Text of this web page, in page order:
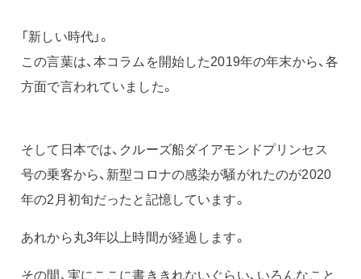
「新しい時代」。
この言葉は、本コラムを開始した2019年の年末から、各
方面で言われていました。
そして日本では、クルーズ船ダイアモンドプリンセス
号の乗客から、新型コロナの感染が騒がれたのが2020
年の2月初旬だったと記憶しています。
あれから丸3年以上時間が経過します。
その間、実にここに書ききれないぐらい、いろんなこと